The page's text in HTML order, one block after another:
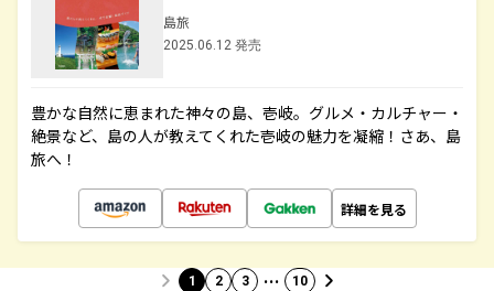
島旅
2025.06.12 発売
豊かな自然に恵まれた神々の島、壱岐。グルメ・カルチャー・
絶景など、島の人が教えてくれた壱岐の魅力を凝縮！さあ、島
旅へ！
詳細を見る
1 2 3 … 10